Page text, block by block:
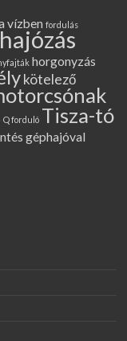
vízben fordulás
hajózás
horgonyzás
kötelező
Q forduló Tisza-tó
géphajóval